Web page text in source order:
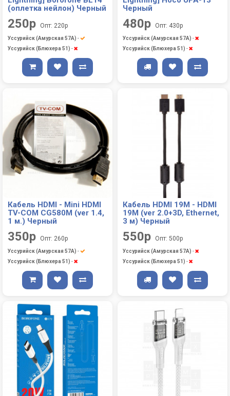
(оплетка нейлон) Черный
250р Опт: 220р
Уссурийск (Амурская 57А) -
Уссурийск (Блюхера 51) -
Черный
480р Опт: 430р
Уссурийск (Амурская 57А) -
Уссурийск (Блюхера 51) -
Кабель HDMI - Mini HDMI
TV-COM CG580M (ver 1.4,
1 м.) Черный
350р Опт: 260р
Уссурийск (Амурская 57А) -
Уссурийск (Блюхера 51) -
Кабель HDMI 19M - HDMI
19M (ver 2.0+3D, Ethernet,
3 м) Черный
550р Опт: 500р
Уссурийск (Амурская 57А) -
Уссурийск (Блюхера 51) -